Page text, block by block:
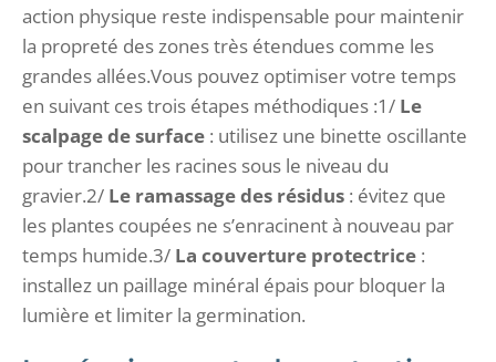
action physique reste indispensable pour maintenir
la propreté des zones très étendues comme les
grandes allées.Vous pouvez optimiser votre temps
en suivant ces trois étapes méthodiques :1/ Le
scalpage de surface : utilisez une binette oscillante
pour trancher les racines sous le niveau du
gravier.2/ Le ramassage des résidus : évitez que
les plantes coupées ne s’enracinent à nouveau par
temps humide.3/ La couverture protectrice :
installez un paillage minéral épais pour bloquer la
lumière et limiter la germination.